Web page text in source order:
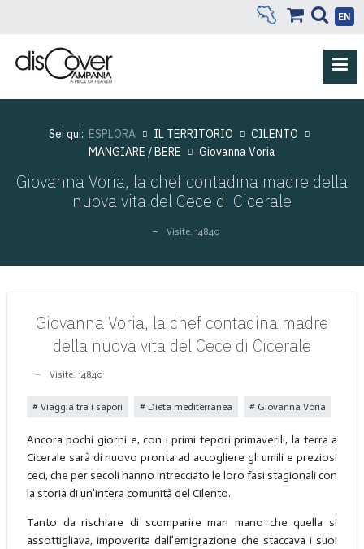
EN
Sei qui: ESPLORA IL TERRITORIO
CILENTO
MANGIARE / BERE
Giovanna Voria
Giovanna Voria, la chef contadina madre della
nuova vita del Cece di Cicerale
Visite: 14840
Giovanna Voria, la chef contadina madre
della nuova vita del Cece di Cicerale
Visite: 14840
Viaggia tra i sapori Dieta mediterranea Giovanna Voria
Ancora pochi giorni e, con i primi tepori primaverili, la terra a
Cicerale sarà di nuovo pronta ad accogliere gli umili e preziosi
ceci, che per secoli hanno intrecciato le loro fasi stagionali con
la storia di un’intera comunità del Cilento.
Tanto da rischiare di scomparire man mano che quella si
assottigliava, impoverita dall’emigrazione che staccava i suoi